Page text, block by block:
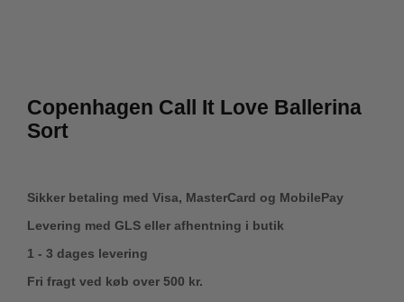
Copenhagen Call It Love Ballerina
Sort
Sikker betaling med Visa, MasterCard og MobilePay
Levering med GLS eller afhentning i butik
1 - 3 dages levering
Fri fragt ved køb over 500 kr.